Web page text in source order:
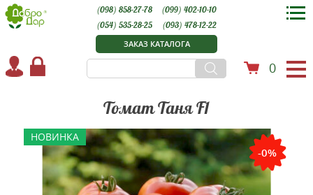
ЗАКАЗ КАТАЛОГА
0
(098) 858-27-78
(099) 402-10-10
(054) 535-28-25
(093) 478-12-22
Томат Таня F1
НОВИНКА
-0%